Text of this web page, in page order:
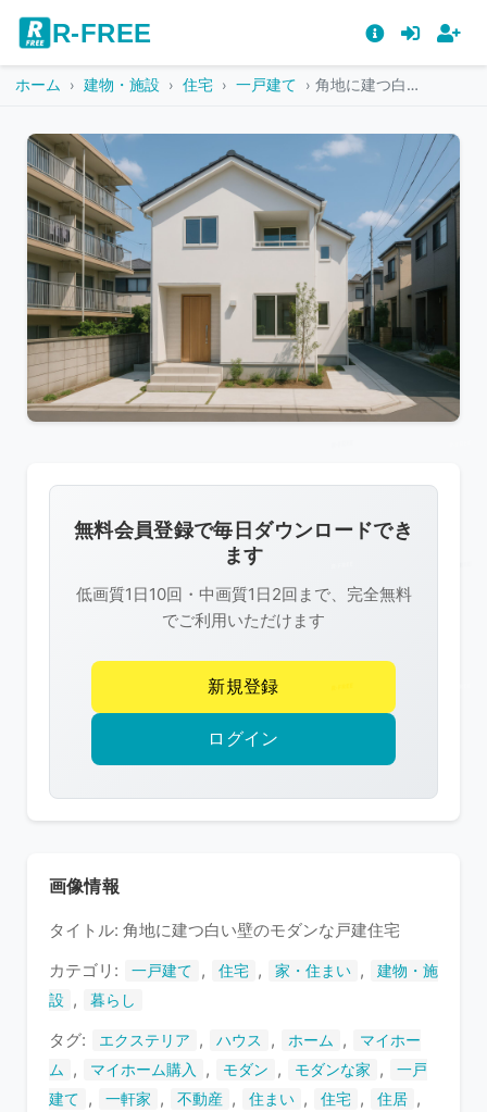
R-FREE
ホーム 建物・施設 住宅 一戸建て 角地に建つ白い壁のモダンな戸建住宅
像
は
R-
FREE
作
権
護
い
ま
無料会員登録で毎日ダウンロードでき
ます
低画質1日10回・中画質1日2回まで、完全無料
でご利用いただけます
新規登録
ログイン
画像情報
タイトル: 角地に建つ白い壁のモダンな戸建住宅
カテゴリ:
一戸建て , 住宅 , 家・住まい ,
建物・施
設
, 暮らし
タグ: エクステリア , ハウス , ホーム ,
マイホー
ム
, マイホーム購入 , モダン , モダンな家 ,
一戸
建て
, 一軒家 , 不動産 , 住まい , 住宅 , 住居 ,